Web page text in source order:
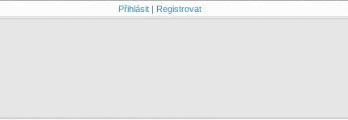
Přihlásit| Registrovat